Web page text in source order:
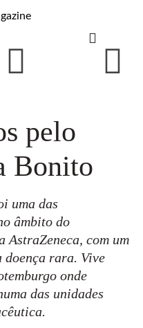
pelo
Bonito
uma das
âmbito do
AstraZeneca, com um
doença rara. Vive
onde
das unidades